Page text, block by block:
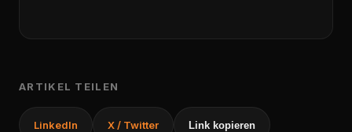
ARTIKEL TEILEN
LinkedIn X / Twitter Link kopieren